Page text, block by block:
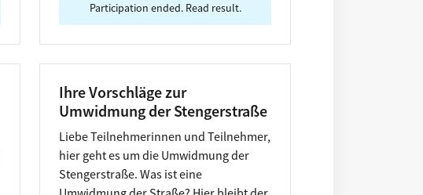
Participation ended. Read result.
Ihre Vorschläge zur
Umwidmung der Stengerstraße
Liebe Teilnehmerinnen und Teilnehmer,
hier geht es um die Umwidmung der
Stengerstraße. Was ist eine